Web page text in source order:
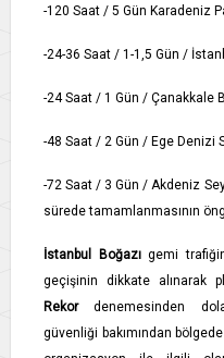
-120 Saat / 5 Gün Karadeniz
-24-36 Saat / 1-1,5 Gün /
-24 Saat / 1 Gün / Çanakkale
-48 Saat / 2 Gün / Ege Denizi
-72 Saat / 3 Gün / Akdeniz
sürede tamamlanmasının
İstanbul Boğazıgemi
geçişinin dikkate alınarak
Rekordenemesinden
güvenliği bakımından